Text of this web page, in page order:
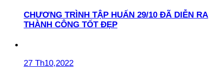
CHƯƠNG TRÌNH TẬP HUẤN 29/10 ĐÃ DIỄN RA
THÀNH CÔNG TỐT ĐẸP
27 Th10,2022